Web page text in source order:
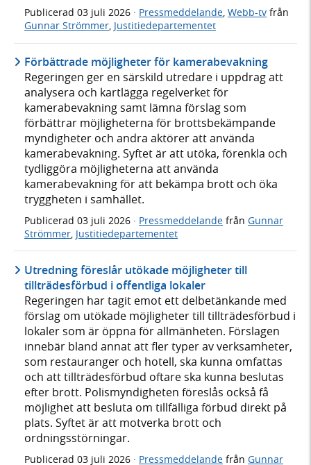
Publicerad 03 juli 2026 · Pressmeddelande, Webb-tv från
Gunnar Strömmer, Justitiedepartementet
Förbättrade möjligheter för kamerabevakning
Regeringen ger en särskild utredare i uppdrag att
analysera och kartlägga regelverket för
kamerabevakning samt lämna förslag som
förbättrar möjligheterna för brottsbekämpande
myndigheter och andra aktörer att använda
kamerabevakning. Syftet är att utöka, förenkla och
tydliggöra möjligheterna att använda
kamerabevakning för att bekämpa brott och öka
tryggheten i samhället.
Publicerad 03 juli 2026 · Pressmeddelande från Gunnar
Strömmer, Justitiedepartementet
Utredning föreslår utökade möjligheter till
tillträdesförbud i offentliga lokaler
Regeringen har tagit emot ett delbetänkande med
förslag om utökade möjligheter till tillträdesförbud i
lokaler som är öppna för allmänheten. Förslagen
innebär bland annat att fler typer av verksamheter,
som restauranger och hotell, ska kunna omfattas
och att tillträdesförbud oftare ska kunna beslutas
efter brott. Polismyndigheten föreslås också få
möjlighet att besluta om tillfälliga förbud direkt på
plats. Syftet är att motverka brott och
ordningsstörningar.
Publicerad 03 juli 2026 · Pressmeddelande från Gunnar